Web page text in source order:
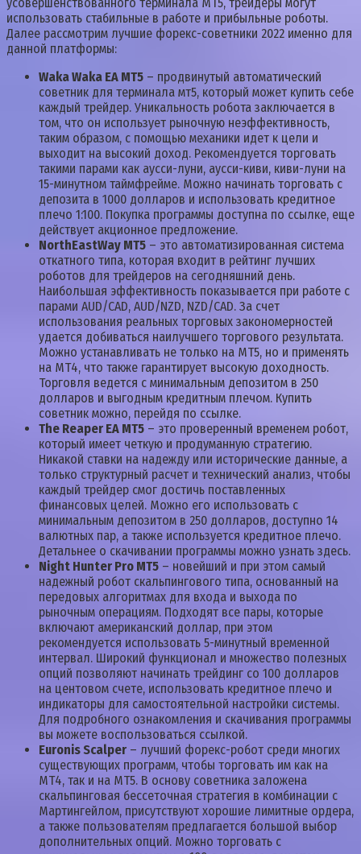
использовать стабильные в работе и прибыльные роботы.
Далее рассмотрим лучшие форекс-советники 2022 именно для
данной платформы:
Waka Waka EA MT5 – продвинутый автоматический
советник для терминала мт5, который может купить себе
каждый трейдер. Уникальность робота заключается в
том, что он использует рыночную неэффективность,
таким образом, с помощью механики идет к цели и
выходит на высокий доход. Рекомендуется торговать
такими парами как аусси-луни, аусси-киви, киви-луни на
15-минутном таймфрейме. Можно начинать торговать с
депозита в 1000 долларов и использовать кредитное
плечо 1:100. Покупка программы доступна по ссылке, еще
действует акционное предложение.
NorthEastWay MT5 – это автоматизированная система
откатного типа, которая входит в рейтинг лучших
роботов для трейдеров на сегодняшний день.
Наибольшая эффективность показывается при работе с
парами AUD/CAD, AUD/NZD, NZD/CAD. За счет
использования реальных торговых закономерностей
удается добиваться наилучшего торгового результата.
Можно устанавливать не только на МТ5, но и применять
на МТ4, что также гарантирует высокую доходность.
Торговля ведется с минимальным депозитом в 250
долларов и выгодным кредитным плечом. Купить
советник можно, перейдя по ссылке.
The Reaper EA MT5 – это проверенный временем робот,
который имеет четкую и продуманную стратегию.
Никакой ставки на надежду или исторические данные, а
только структурный расчет и технический анализ, чтобы
каждый трейдер смог достичь поставленных
финансовых целей. Можно его использовать с
минимальным депозитом в 250 долларов, доступно 14
валютных пар, а также используется кредитное плечо.
Детальнее о скачивании программы можно узнать здесь.
Night Hunter Pro MT5 – новейший и при этом самый
надежный робот скальпингового типа, основанный на
передовых алгоритмах для входа и выхода по
рыночным операциям. Подходят все пары, которые
включают американский доллар, при этом
рекомендуется использовать 5-минутный временной
интервал. Широкий функционал и множество полезных
опций позволяют начинать трейдинг со 100 долларов
на центовом счете, использовать кредитное плечо и
индикаторы для самостоятельной настройки системы.
Для подробного ознакомления и скачивания программы
вы можете воспользоваться ссылкой.
Euronis Scalper – лучший форекс-робот среди многих
существующих программ, чтобы торговать им как на
МТ4, так и на МТ5. В основу советника заложена
скальпинговая бессеточная стратегия в комбинации с
Мартингейлом, присутствуют хорошие лимитные ордера,
а также пользователям предлагается большой выбор
дополнительных опций. Можно торговать с